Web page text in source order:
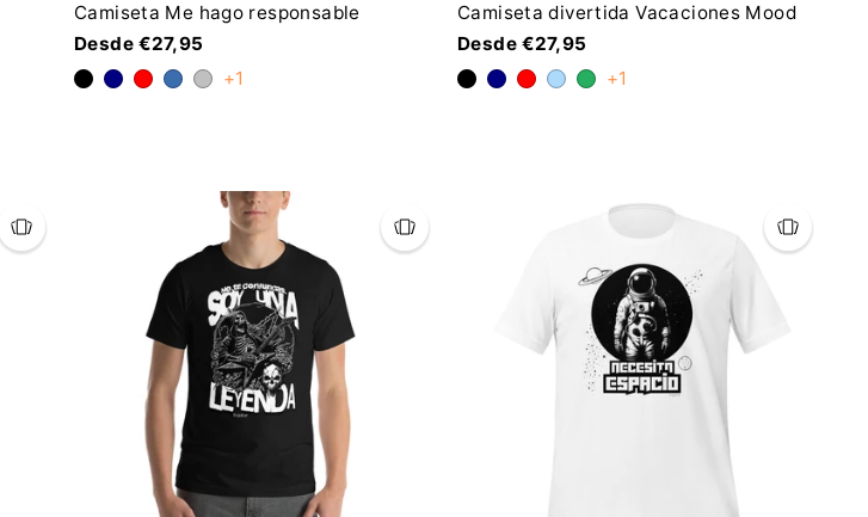
Camiseta Me hago responsable
Desde €27,95
+1
Camiseta divertida Vacaciones Mood
Desde €27,95
+1